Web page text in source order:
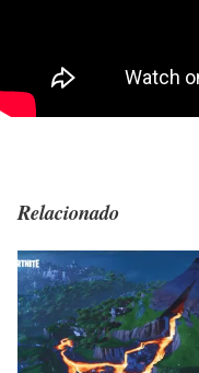
Relacionado